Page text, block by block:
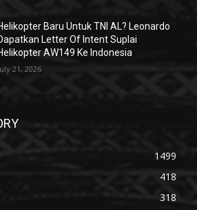
Baru Untuk TNI AL? Leonardo
Letter Of Intent Suplai
AW149 Ke Indonesia
21, 2026
1499
418
318